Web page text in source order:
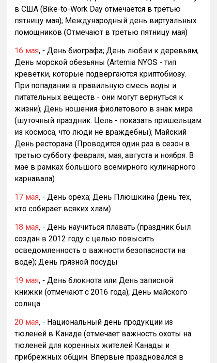
в США (Bike-to-Work Day отмечается в третью
пятницу мая); Международный день виртуальных
помощников (Отмечают в третью пятницу мая)
16 мая, - День биографа; День любви к деревьям;
День морской обезьяны (Artemia NYOS - тип
креветки, которые подвергаются криптобиозу.
При попадании в правильную смесь воды и
питательных веществ - они могут вернуться к
жизни); День ношения фиолетового в знак мира
(шуточный праздник. Цель - показать пришельцам
из космоса, что люди не враждебны); Майский
День ресторана (Проводится один раз в сезон в
третью субботу февраля, мая, августа и ноября. В
мае в рамках большого всемирного кулинарного
карнавала)
17 мая, - День ореха; День Плюшкина (день тех,
кто собирает всяких хлам)
18 мая, - День научиться плавать (праздник был
создан в 2012 году с целью повысить
осведомленность о важности безопасности на
воде); День грязной посуды
19 мая, - День блокнота или День записной
книжки (отмечают с 2016 года); День майского
солнца
20 мая, - Национальный день продукции из
тюленей в Канаде (отмечает важность охоты на
тюленей для коренных жителей Канады и
прибрежных общин. Впервые праздновался в